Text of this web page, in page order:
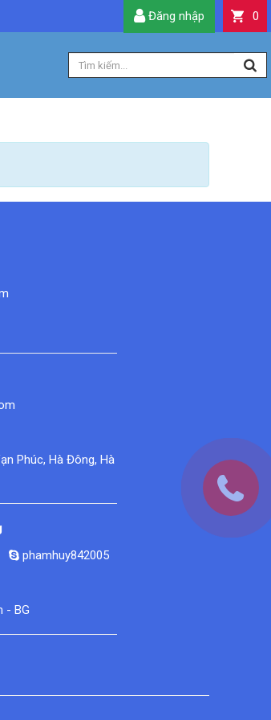
0
Đăng nhập
Phúc, Hà Đông, Hà
phamhuy842005
- BG